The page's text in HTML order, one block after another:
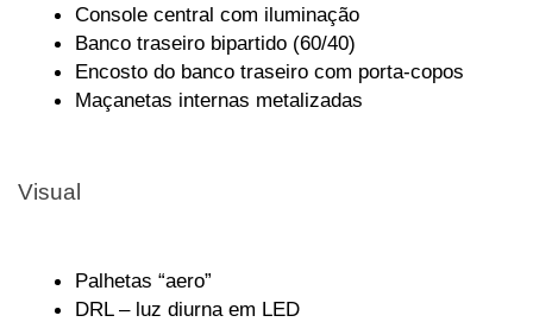
Console central com iluminação
Banco traseiro bipartido (60/40)
Encosto do banco traseiro com porta-copos
Maçanetas internas metalizadas
Visual
Palhetas “aero”
DRL – luz diurna em LED